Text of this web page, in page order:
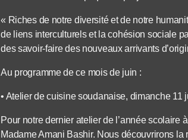
« Riches de notre diversité et de notre
de liens interculturels et la cohésion sociale
des savoir-faire des nouveaux arrivants
Au programme de ce mois de juin :
• Atelier de cuisine soudanaise, dimanche 11
Pour notre dernier atelier de l’année scolaire
Madame Amani Bashir. Nous découvrirons